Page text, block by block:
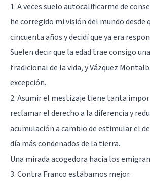
1. A veces suelo autocalificarme de
he corregido mi visión del mundo desde
cincuenta años y decidí que ya era
Suelen decir que la edad trae consigo
tradicional de la vida, y Vázquez
excepción.
2. Asumir el mestizaje tiene tanta
reclamar el derecho a la diferencia y
acumulación a cambio de estimular el
día más condenados de la tierra.
Una mirada acogedora hacia los
3. Contra Franco estábamos mejor.